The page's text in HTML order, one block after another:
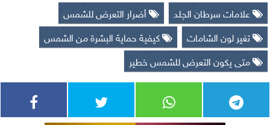
علامات سرطان الجلد
أضرار التعرض للشمس
تغير لون الشامات
كيفية حماية البشرة من الشمس
متى يكون التعرض للشمس خطير